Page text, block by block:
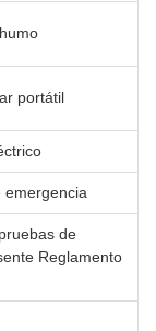
portátil
emergencia
de
Reglamento